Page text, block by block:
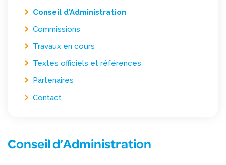
Conseil d’Administration
Commissions
Travaux en cours
Textes officiels et références
Partenaires
Contact
Conseil d’Administration